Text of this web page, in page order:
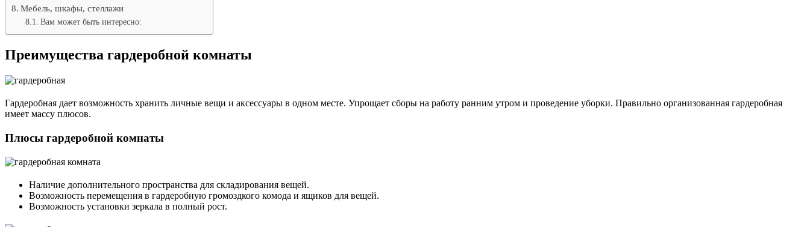
Мебель, шкафы, стеллажи
Вам может быть интересно:
Преимущества гардеробной комнаты
Гардеробная дает возможность хранить личные вещи и аксессуары в одном месте. Упрощает сборы на работу ранним утром и проведение уборки. Правильно организованная гардеробная
имеет массу плюсов.
Плюсы гардеробной комнаты
Наличие дополнительного пространства для складирования вещей.
Возможность перемещения в гардеробную громоздкого комода и ящиков для вещей.
Возможность установки зеркала в полный рост.